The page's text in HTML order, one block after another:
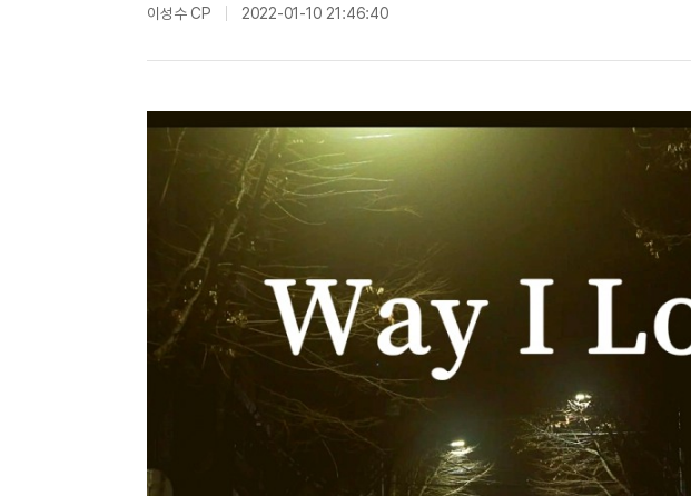
이성수 CP 2022-01-10 21:46:40